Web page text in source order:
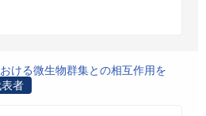
ける微生物群集との相互作用を
者